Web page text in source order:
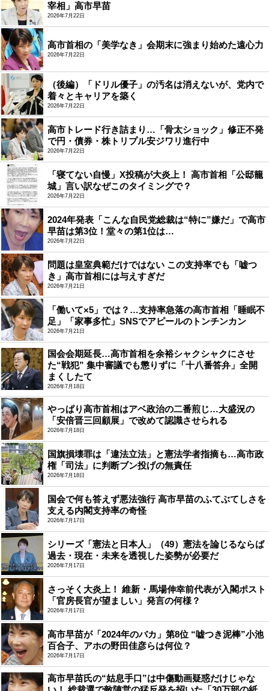
宰相」高市早苗
2026年7月22日
高市首相の「美学なき」会期末に強まり始めた遠心力
2026年7月22日
（後編）「ドリル優子」の汚名は消えないが、党内で
着々とキャリアを築く
2026年7月22日
高市トレード行き詰まり…「骨太ショック」修正不発
で円・債券・株トリプル安ジワリ進行中
2026年7月22日
「寝てない自慢」X投稿が大炎上！ 高市首相「公邸籠
城」言い訳なぜこのタイミングで？
2026年7月22日
2024年発表「こんな自民党総裁は“特に”嫌だ」で高市
早苗は第3位！堂々の第1位は…
2026年7月22日
問題は皇室典範だけではない この支持率でも「嘘つ
き」高市首相には与えすぎだ
2026年7月21日
「働いて×5」では？…支持率急落の高市首相「睡眠不
足」「家事多忙」SNSでアピールのトンチンカン
2026年7月21日
国会会期延長…高市首相を余裕シャクシャクにさせ
た“戦犯” 集中審議でも懲りずに「十八番答弁」全開
まくしたて
2026年7月18日
やっぱり高市首相はアベ政治の二番煎じ…大盛況の
「安倍晋三回顧展」で改めて認識させられる
2026年7月18日
国旗損壊罪は「違法立法」と憲法学者指摘も…高市政
権「司法」に判断ブン投げの無責任
2026年7月18日
国会で何も答えず悪法強行 高市早苗のふてぶてしさを
支える内閣支持率の奇怪
2026年7月17日
シリーズ「憲法と日本人」（49）憲法を論じるならば
過去・現在・未来を透視した姿勢が必要だ
2026年7月17日
さっそく大炎上！ 維新・馬場伸幸前代表が入閣ポスト
「官房長官が望ましい」発言の何様？
2026年7月17日
高市早苗が「2024年のバカ」第8位 “嘘つき泥棒”小池
百合子、アホの野田佳彦らは何位？
2026年7月17日
高市早苗氏の“姑息手口”は中傷動画疑惑だけじゃな